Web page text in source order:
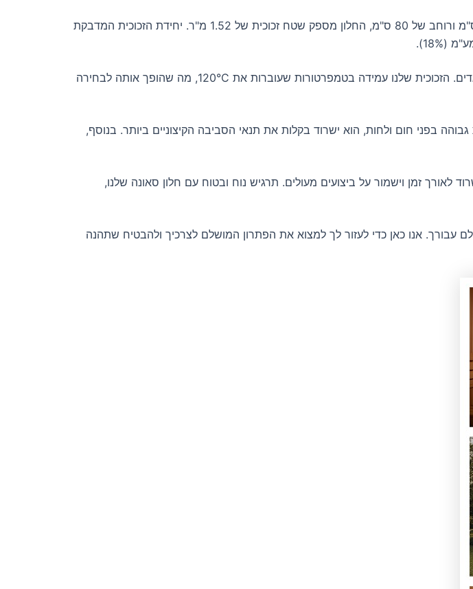
חלון סאונה עם זכוכית עמידה במיוחד הוא פתרון מושלם למתקן הסאונה שלך. בעל גובה של 190 ס"מ ורוחב של 80 ס"מ, החלון מספק שטח זכוכית של 1.52 מ"ר. יחידת הזכוכית המדבקת
סאונה יפנית – מתקן לרחצה ציבורי הכולל בריכות מים חמים, לעיתים קרובות משולבות עם אזורי אדים. הזכוכית שלנו עמידה בטמפרטורות שעוברות את 120°C, מה שהופך אותה לבחירה
בפני חום ולחות, הוא ישרוד בקלות את תנאי הסביבה הקיצוניים ביותר. בנוסף,
זמן וישמור על ביצועים מעולים. תרגיש נוח ובטוח עם חלון סאונה שלנו,
עבורך. אנו כאן כדי לעזור לך למצוא את הפתרון המושלם לצרכיך ולהבטיח שתהנה